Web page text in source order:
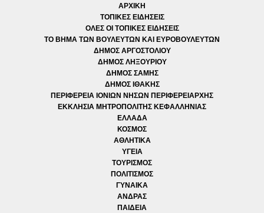
ΑΡΧΙΚΗ
ΤΟΠΙΚΕΣ ΕΙΔΗΣΕΙΣ
ΟΛΕΣ ΟΙ ΤΟΠΙΚΕΣ ΕΙΔΗΣΕΙΣ
ΤΟ ΒΗΜΑ ΤΩΝ ΒΟΥΛΕΥΤΩΝ ΚΑΙ ΕΥΡΟΒΟΥΛΕΥΤΩΝ
ΔΗΜΟΣ ΑΡΓΟΣΤΟΛΙΟΥ
ΔΗΜΟΣ ΛΗΞΟΥΡΙΟΥ
ΔΗΜΟΣ ΣΑΜΗΣ
ΔΗΜΟΣ ΙΘΑΚΗΣ
ΠΕΡΙΦΕΡΕΙΑ ΙΟΝΙΩΝ ΝΗΣΩΝ ΠΕΡΙΦΕΡΕΙΑΡΧΗΣ
ΕΚΚΛΗΣΙΑ ΜΗΤΡΟΠΟΛΙΤΗΣ ΚΕΦΑΛΛΗΝΙΑΣ
ΕΛΛΑΔΑ
ΚΟΣΜΟΣ
ΑΘΛΗΤΙΚΑ
ΥΓΕΙΑ
ΤΟΥΡΙΣΜΟΣ
ΠΟΛΙΤΙΣΜΟΣ
ΓΥΝΑΙΚΑ
ΑΝΔΡΑΣ
ΠΑΙΔΕΙΑ